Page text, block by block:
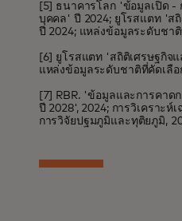
[5] ธนาคารโลก 'ข้อมูลเปิด -
บุคคล' ปี 2024; ยูโรสแตท 'ส
ปี 2024; แหล่งข้อมูลระดับชา
[6] ยูโรสแตท 'สถิติเศรษฐกิจ
แหล่งข้อมูลระดับชาติที่คัดเลื
[7] RBR. 'ข้อมูลและการคาด
ปี 2028', 2024; การวิเคราะห์
การวิจัยปฐมภูมิและทุติยภูมิ,